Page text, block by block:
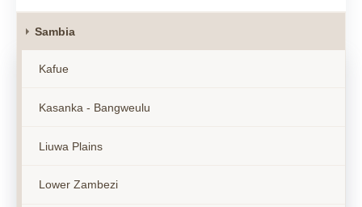
Sambia
Kafue
Kasanka - Bangweulu
Liuwa Plains
Lower Zambezi